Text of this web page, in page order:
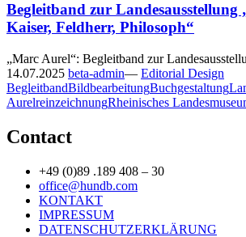
Begleitband zur Landesausstellung
Kaiser, Feldherr, Philosoph“
„Marc Aurel“: Begleitband zur
14.07.2025 beta-admin— Editorial Design
BegleitbandBildbearbeitungBuchgestaltung
AurelreinzeichnungRheinisches
Contact
+49 (0)89 .189 408 – 30
office@hundb.com
KONTAKT
IMPRESSUM
DATENSCHUTZERKLÄRUNG